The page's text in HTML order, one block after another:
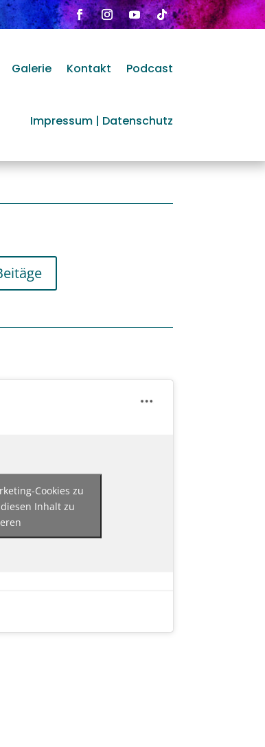
Galerie Kontakt Podcast
Impressum | Datenschutz
Cookies zu
Inhalt zu